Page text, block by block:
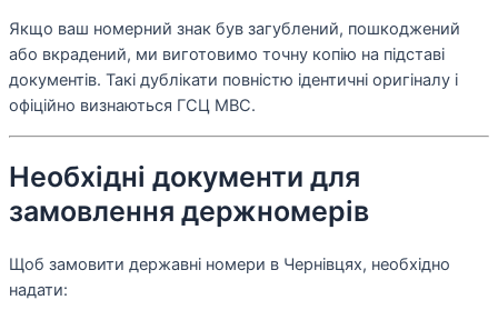
Якщо ваш номерний знак був загублений, пошкоджений
або вкрадений, ми виготовимо точну копію на підставі
документів. Такі дублікати повністю ідентичні оригіналу і
офіційно визнаються ГСЦ МВС.
Необхідні документи для
замовлення держномерів
Щоб замовити державні номери в Чернівцях, необхідно
надати: